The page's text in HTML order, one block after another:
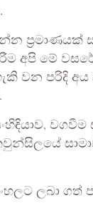
ප්‍රමාණයක්
අපි මේ
වන පරිදි අය
ලබා